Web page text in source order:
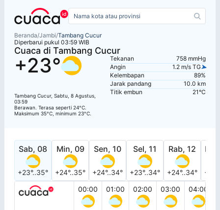
Beranda/Jambi/Tambang Cucur
Diperbarui pukul 03:59 WIB
Cuaca di Tambang Cucur
+23°
Tambang Cucur, Sabtu, 8 Agustus,
03:59
Berawan. Terasa seperti 24°C.
Maksimum 35°C, minimum 23°C.
Tekanan
758 mmHg
Angin
1.2 m/s TG
Kelembapan
89%
Jarak pandang
10.0 km
Titik embun
21°C
Sab, 08
+23°..35°
Min, 09
+24°..35°
Sen, 10
+24°..34°
Sel, 11
+23°..34°
Rab, 12
+24°..34°
00:00
01:00 02:00 03:00 04:00